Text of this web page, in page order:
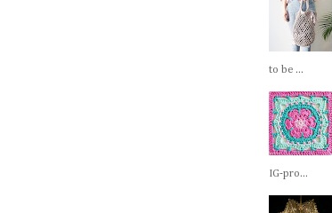
to be ...
IG-pro...